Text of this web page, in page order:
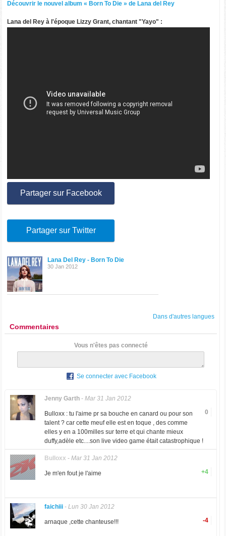
Découvrir le nouvel album « Born To Die » de Lana del Rey
Lana del Rey à l'époque Lizzy Grant, chantant "Yayo" :
Partager sur Facebook
Partager sur Twitter
Lana Del Rey - Born To Die
30 Jan 2012
Dans d'autres langues
Commentaires
Vous n'êtes pas connecté
Se connecter avec Facebook
Jenny Garth- Mar 31 Jan 2012
0
Bulloxx : tu l'aime pr sa bouche en canard ou pour son
talent ? car cette meuf elle est en toque , des comme
elles y en a 100milles sur terre et qui chante mieux
duffy,adèle etc....son live video game était catastrophique !
Bulloxx - Mar 31 Jan 2012
+4
Je m'en fout je l'aime
faichiii- Lun 30 Jan 2012
-4
arnaque ,cette chanteuse!!!